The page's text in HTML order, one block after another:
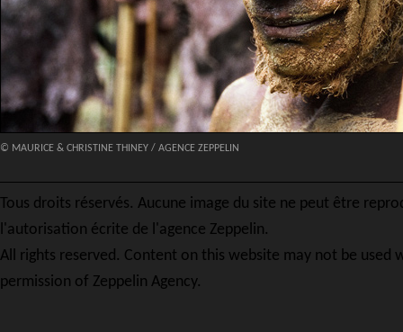
© MAURICE & CHRISTINE THINEY / AGENCE ZEPPELIN
Tous droits réservés. Aucune image du site ne peut être
l'autorisation écrite de l'agence Zeppelin.
All rights reserved. Content on this website may not be used
permission of Zeppelin Agency.